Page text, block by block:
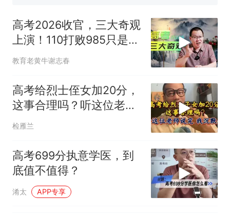
官方通报
热
那个在床头放菜刀的女孩，
因老师一句“跟我回家”改写了
高考2026收官，三大奇观
上演！110打败985只是其
一
教育老黄牛谢志春
高考给烈士侄女加20分，
这事合理吗？听这位老师
说完，我沉默了
检雁兰
高考699分执意学医，到
底值不值得？
淆太 APP专享